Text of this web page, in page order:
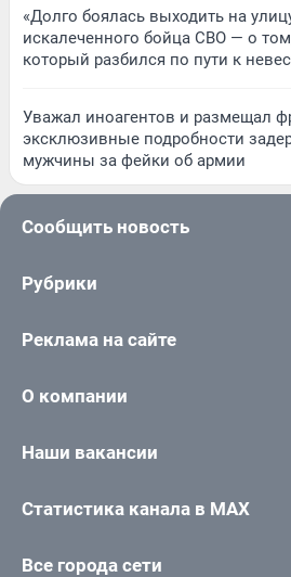
«Долго боялась выходить на
искалеченного бойца СВО — о
который разбился по пути к
Уважал иноагентов и размещал
эксклюзивные подробности
мужчины за фейки об армии
Сообщить новость
Рубрики
Реклама на сайте
О компании
Наши вакансии
Статистика канала в MAX
Все города сети